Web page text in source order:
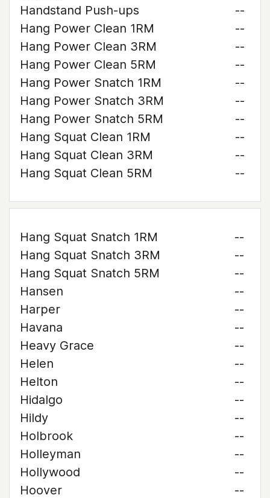
Handstand Push-ups
--
Hang Power Clean 1RM
--
Hang Power Clean 3RM
--
Hang Power Clean 5RM
--
Hang Power Snatch 1RM
--
Hang Power Snatch 3RM
--
Hang Power Snatch 5RM
--
Hang Squat Clean 1RM
--
Hang Squat Clean 3RM
--
Hang Squat Clean 5RM
--
Hang Squat Snatch 1RM
--
Hang Squat Snatch 3RM
--
Hang Squat Snatch 5RM
--
Hansen
--
Harper
--
Havana
--
Heavy Grace
--
Helen
--
Helton
--
Hidalgo
--
Hildy
--
Holbrook
--
Holleyman
--
Hollywood
--
Hoover
--